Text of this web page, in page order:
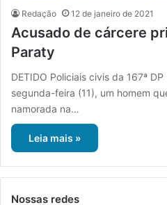
Redação 12 de janeiro de 2021
Acusado de cárcere
Paraty
DETIDO Policiais civis da 167ª
segunda-feira (11), um homem
namorada na…
Leia mais »
Nossas redes